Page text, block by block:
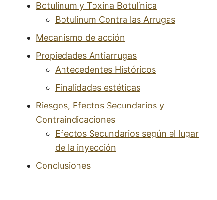
Botulinum y Toxina Botulínica
Botulinum Contra las Arrugas
Mecanismo de acción
Propiedades Antiarrugas
Antecedentes Históricos
Finalidades estéticas
Riesgos, Efectos Secundarios y
Contraindicaciones
Efectos Secundarios según el lugar
de la inyección
Conclusiones